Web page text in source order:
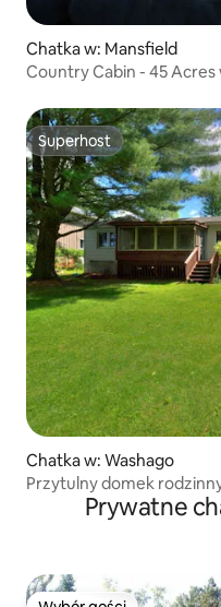
Chatka w: Mansfield
Country Cabin - 45
Superhost
Superhost
Chatka w: Washago
Przytulny domek
Prywatne